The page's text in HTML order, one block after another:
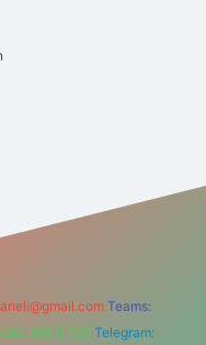
Teams:
606 0 726 Telegram: